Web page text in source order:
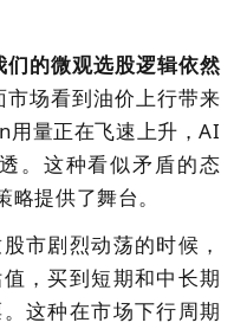
们的微观选股逻辑依然
场看到油价上行带来
用量正在飞速上升，AI
。这种看似矛盾的态
提供了舞台。
市剧烈动荡的时候，
，买到短期和中长期
这种在市场下行周期